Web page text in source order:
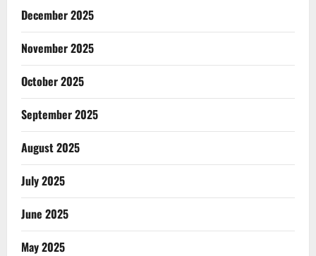
December 2025
November 2025
October 2025
September 2025
August 2025
July 2025
June 2025
May 2025